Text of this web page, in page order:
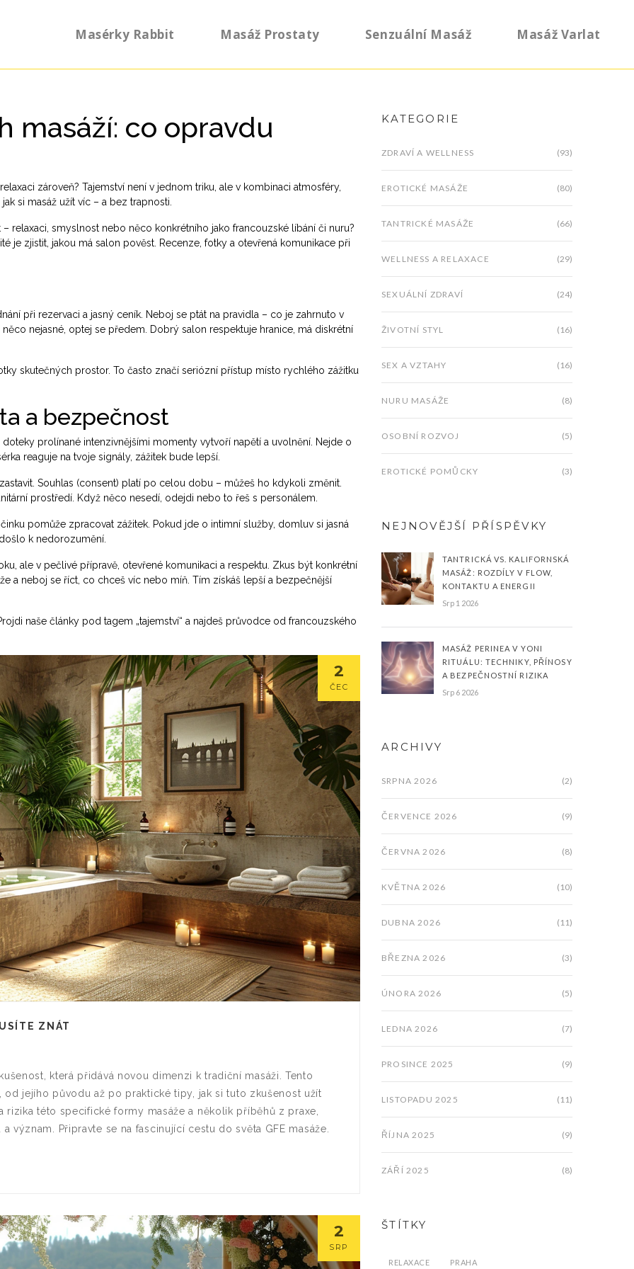
Masérky Rabbit Masáž Prostaty Senzuální Masáž Masáž Varlat
masáží: co opravdu
zároveň? Tajemství není v jednom triku, ale v kombinaci atmosféry,
si masáž užít víc – a bez trapnosti.
relaxaci, smyslnost nebo něco konkrétního jako francouzské líbání či nuru?
je zjistit, jakou má salon pověst. Recenze, fotky a otevřená komunikace při
při rezervaci a jasný ceník. Neboj se ptát na pravidla – co je zahrnuto v
nejasné, optej se předem. Dobrý salon respektuje hranice, má diskrétní
skutečných prostor. To často značí seriózní přístup místo rychlého zážitku
a bezpečnost
prolínané intenzivnějšími momenty vytvoří napětí a uvolnění. Nejde o
reaguje na tvoje signály, zážitek bude lepší.
Souhlas (consent) platí po celou dobu – můžeš ho kdykoli změnit.
prostředí. Když něco nesedí, odejdi nebo to řeš s personálem.
pomůže zpracovat zážitek. Pokud jde o intimní služby, domluv si jasná
k nedorozumění.
ale v pečlivé přípravě, otevřené komunikaci a respektu. Zkus být konkrétní
a neboj se říct, co chceš víc nebo míň. Tím získáš lepší a bezpečnější
naše články pod tagem „tajemství“ a najdeš průvodce od francouzského
2
ČEC
ZNÁT
která přidává novou dimenzi k tradiční masáži. Tento
od jejího původu až po praktické tipy, jak si tuto zkušenost užít
rizika této specifické formy masáže a několik příběhů z praxe,
Připravte se na fascinující cestu do světa GFE masáže.
2
SRP
KATEGORIE
ZDRAVÍ A WELLNESS (93)
EROTICKÉ MASÁŽE (80)
TANTRICKÉ MASÁŽE (66)
WELLNESS A RELAXACE (29)
SEXUÁLNÍ ZDRAVÍ (24)
ŽIVOTNÍ STYL (16)
SEX A VZTAHY (16)
NURU MASÁŽE (8)
OSOBNÍ ROZVOJ (5)
EROTICKÉ POMŮCKY (3)
NEJNOVĚJŠÍ PŘÍSPĚVKY
TANTRICKÁ VS. KALIFORNSKÁ
MASÁŽ: ROZDÍLY V FLOW,
KONTAKTU A ENERGII
Srp 1 2026
MASÁŽ PERINEA V YONI
RITUÁLU: TECHNIKY, PŘÍNOSY
A BEZPEČNOSTNÍ RIZIKA
Srp 6 2026
ARCHIVY
SRPNA 2026 (2)
ČERVENCE 2026 (9)
ČERVNA 2026 (8)
KVĚTNA 2026 (10)
DUBNA 2026 (11)
BŘEZNA 2026 (3)
ÚNORA 2026 (5)
LEDNA 2026 (7)
PROSINCE 2025 (9)
LISTOPADU 2025 (11)
ŘÍJNA 2025 (9)
ZÁŘÍ 2025 (8)
ŠTÍTKY
RELAXACE PRAHA